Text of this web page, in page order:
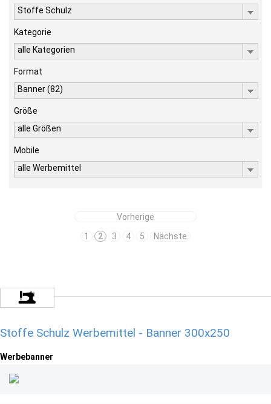
Stoffe Schulz
Kategorie
alle Kategorien
Format
Banner (82)
Größe
alle Größen
Mobile
alle Werbemittel
Vorherige
1
2 3 4 5 Nächste
Stoffe Schulz Werbemittel - Banner 300x250
Werbebanner